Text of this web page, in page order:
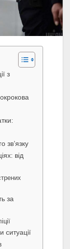
з
зв’язку
від
за
ситуації